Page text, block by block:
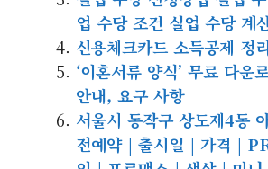
업 수당 조건 실업 수당 계
신용체크카드 소득공제 정
‘이혼서류 양식’ 무료 다운
안내, 요구 사항
서울시 동작구 상도제4동
전예약 | 출시일 | 가격 |